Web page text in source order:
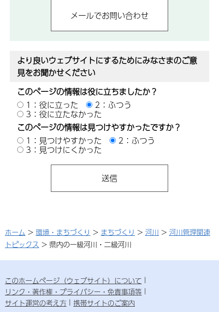
より良いウェブサイトにするためにみなさまのご意
見をお聞かせください
このページの情報は役に立ちましたか？
1：役に立った
2：ふつう
3：役に立たなかった
このページの情報は見つけやすかったですか？
1：見つけやすかった
2：ふつう
3：見つけにくかった
ホーム > 環境・まちづくり > まちづくり > 河川 > 河川管理関連
トピックス > 県内の一級河川・二級河川
このホームページ（ウェブサイト）について
リンク・著作権・プライバシー・免責事項等
サイト運営の考え方
携帯サイトのご案内